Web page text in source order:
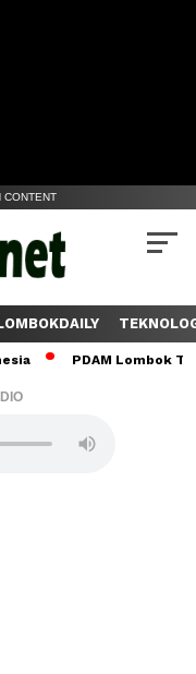
CONTENT
PDAM Lombok Tengah